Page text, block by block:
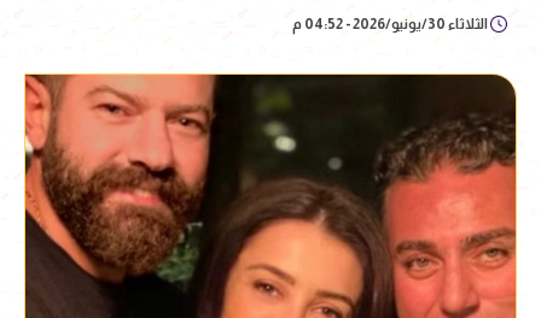
الثلاثاء 30/يونيو/2026 - 04:52 م